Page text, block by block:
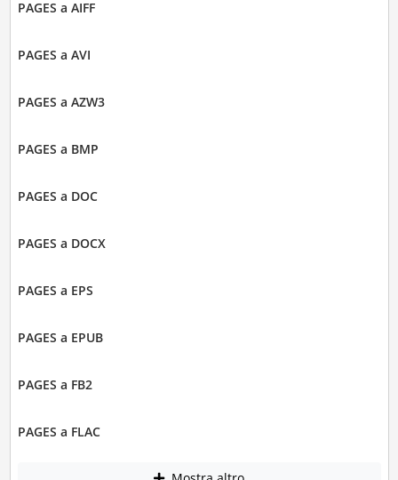
PAGES a AIFF
PAGES a AVI
PAGES a AZW3
PAGES a BMP
PAGES a DOC
PAGES a DOCX
PAGES a EPS
PAGES a EPUB
PAGES a FB2
PAGES a FLAC